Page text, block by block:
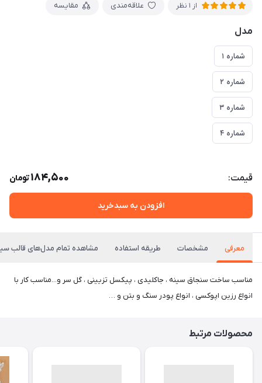
از 1 نظر علاقه‌مندی مقایسه
مدل
شماره ۱
شماره ۲
شماره ۳
شماره ۴
قیمت: 184,500تومان
افزودن به سبدخرید
معرفی مشخصات طریقه استفاده مشاهده تمام مدل‌های قالب
مناسب ساخت سنجاق سینه ، جاکلیدی ، پیکسل تزیینی ، گل سر و...مناسب کار با
انواع رزین اپوکسی ، انواع پودر سنگ و بتن و …
محصولات مرتبط